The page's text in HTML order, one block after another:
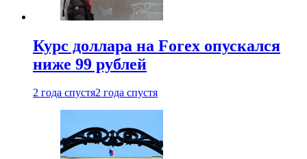
Курс доллара на Forex опускался
ниже 99 рублей
2 года спустя2 года спустя